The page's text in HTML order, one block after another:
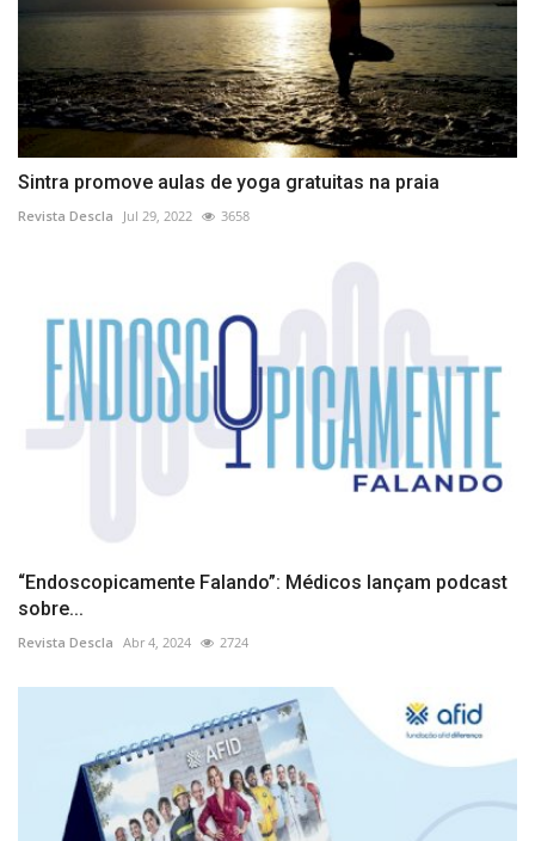
Sintra promove aulas de yoga gratuitas na praia
Revista Descla Jul 29, 2022 3658
“Endoscopicamente Falando”: Médicos lançam podcast
sobre...
Revista Descla Abr 4, 2024 2724